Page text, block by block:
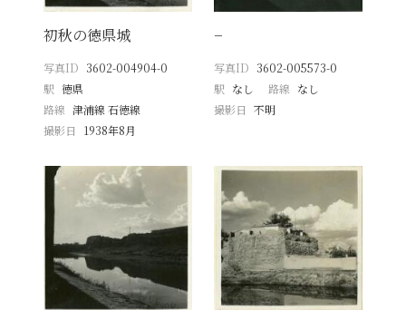
初秋の徳県城
写真ID 3602-004904-0
駅 徳県
路線 津浦線 石徳線
撮影日
1938年8月
−
写真ID 3602-005573-0
駅 なし 路線 なし
撮影日 不明